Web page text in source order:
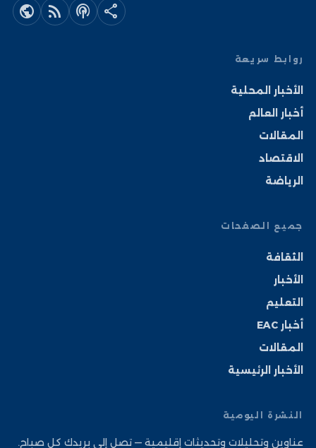
public rss_feed podcasts share
روابط سريعة
الأخبار المحلية
أخبار العالم
المقالات
الاقتصاد
الرياضة
جميع الصفحات
الثقافة
الأخبار
التعليم
أخبار EAC
المقالات
الأخبار الرئيسية
النشرة اليومية
عناوين وتحليلات وتحديثات إقليمية — تصل إلى بريدك كل صباح.